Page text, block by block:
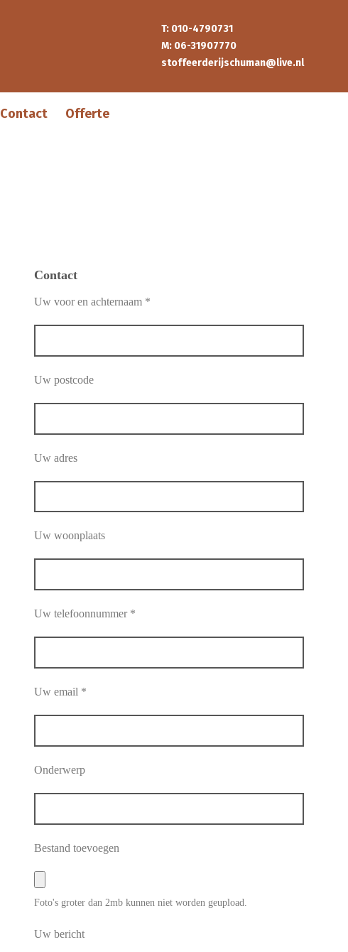
T: 010-4790731
M: 06-31907770
stoffeerderijschuman@live.nl
Contact Offerte
Contact
Uw voor en achternaam *
Uw postcode
Uw adres
Uw woonplaats
Uw telefoonnummer *
Uw email *
Onderwerp
Bestand toevoegen
Foto's groter dan 2mb kunnen niet worden geupload.
Uw bericht